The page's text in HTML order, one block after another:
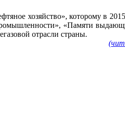
хозяйство», которому в
«Памяти
отрасли страны.